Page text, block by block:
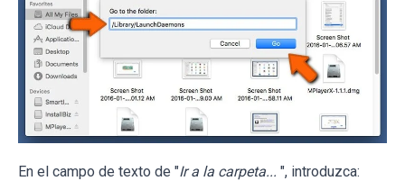
En el campo de texto de "Ir a la carpeta... ", introduzca: